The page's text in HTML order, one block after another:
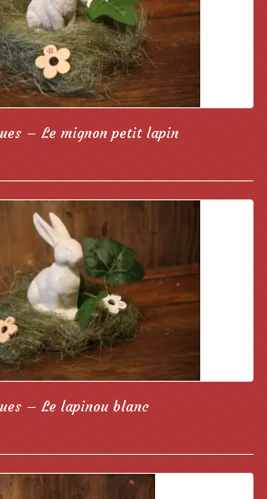
– Le mignon petit lapin
– Le lapinou blanc